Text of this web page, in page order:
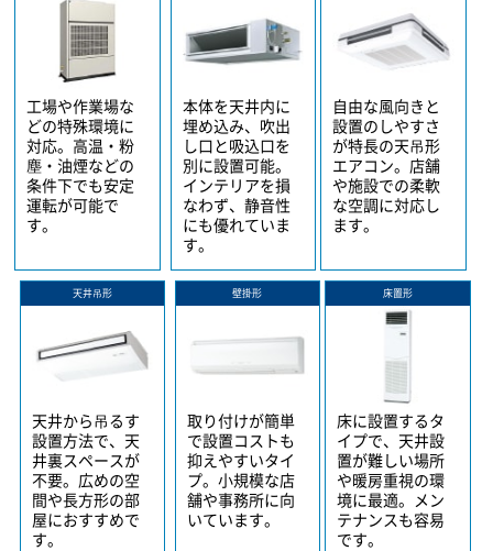
工場や作業場な
どの特殊環境に
対応。高温・粉
塵・油煙などの
条件下でも安定
運転が可能で
す。
本体を天井内に
埋め込み、吹出
し口と吸込口を
別に設置可能。
インテリアを損
なわず、静音性
にも優れていま
す。
自由な風向きと
設置のしやすさ
が特長の天吊形
エアコン。店舗
や施設での柔軟
な空調に対応し
ます。
天井吊形
天井から吊るす
設置方法で、天
井裏スペースが
不要。広めの空
間や長方形の部
屋におすすめで
す。
壁掛形
取り付けが簡単
で設置コストも
抑えやすいタイ
プ。小規模な店
舗や事務所に向
いています。
床置形
床に設置するタ
イプで、天井設
置が難しい場所
や暖房重視の環
境に最適。メン
テナンスも容易
です。